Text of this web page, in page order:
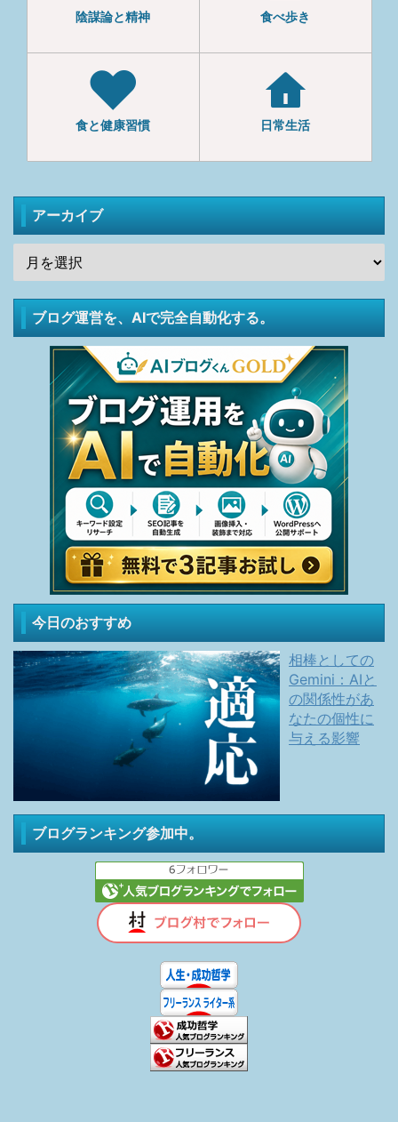
陰謀論と精神 食べ歩き
食と健康習慣 日常生活
アーカイブ
ブログ運営を、AIで完全自動化する。
今日のおすすめ
相棒としての
Gemini：AIと
の関係性があ
なたの個性に
与える影響
ブログランキング参加中。